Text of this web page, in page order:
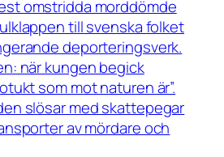
omstridda morddömde
till svenska folket
deporteringsverk.
när kungen begick
som mot naturen är”.
slösar med skattepegar
av mördare och